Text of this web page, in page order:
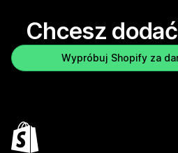
Chcesz
Wypróbuj Shopify za